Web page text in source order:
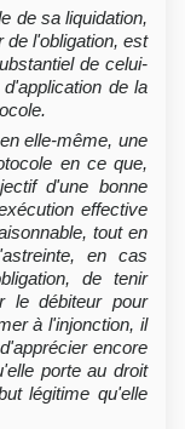
de sa liquidation,
de l'obligation, est
de celui-
de la
elle-même, une
en ce que,
d'une bonne
effective
tout en
en cas
de tenir
le débiteur pour
à l'injonction, il
encore
porte au droit
légitime qu'elle